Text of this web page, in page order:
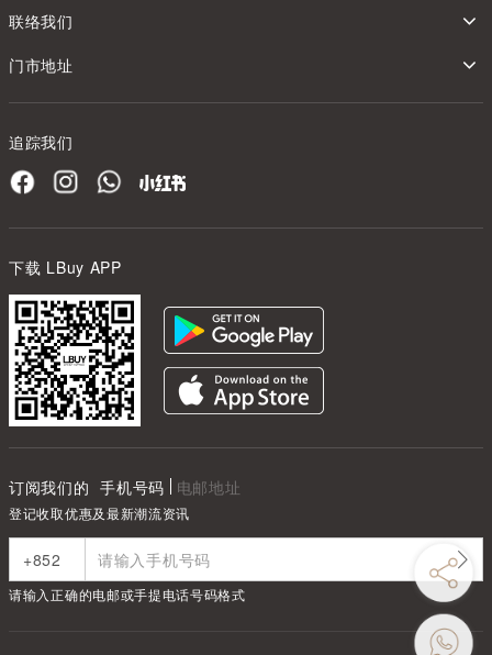
联络我们
门市地址
追踪我们
下载 LBuy APP
订阅我们的 手机号码 电邮地址
登记收取优惠及最新潮流资讯
请输入正确的电邮或手提电话号码格式